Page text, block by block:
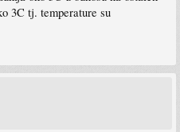
3C tj. temperature su